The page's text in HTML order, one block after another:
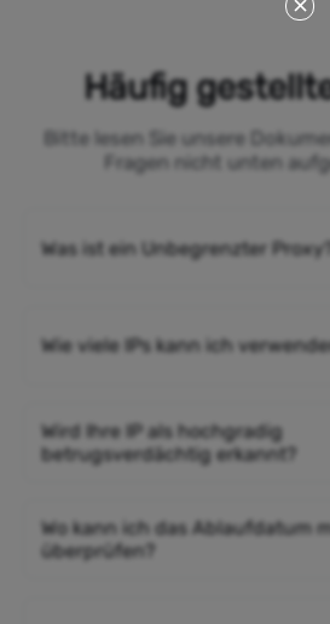
Häufig
Bitte lesen Sie unsere
Fragen nicht unten
Was ist ein Unbegrenzter
Wie viele IPs kann ich
Wird Ihre IP als hochgradig
betrugsverdächtig erkannt?
Wo kann ich das Ablaufdatum
überprüfen?